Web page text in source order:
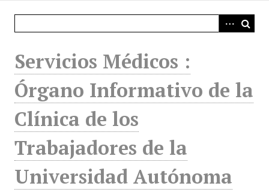
Servicios Médicos :
Órgano Informativo de la
Clínica de los
Trabajadores de la
Universidad Autónoma